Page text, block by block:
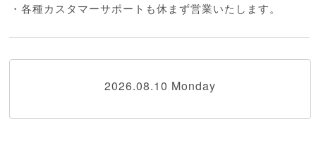
・各種カスタマーサポートも休まず営業いたします。
2026.08.10 Monday